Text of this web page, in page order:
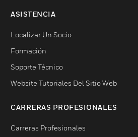
ASISTENCIA
Localizar Un Socio
Formación
Soporte Técnico
Website Tutoriales Del Sitio Web
CARRERAS PROFESIONALES
Carreras Profesionales